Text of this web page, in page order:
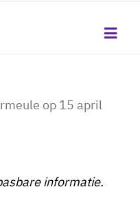
op 15 april
informatie.